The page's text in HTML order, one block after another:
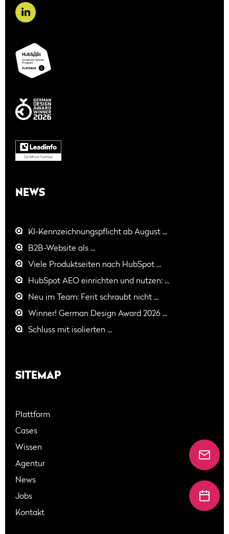
NEWS
KI-Kennzeichnungspflicht ab August ...
B2B-Website als ...
Viele Produktseiten nach HubSpot ...
HubSpot AEO einrichten und nutzen: ...
Neu im Team: Ferit schraubt nicht ...
Winner! German Design Award 2026 ...
Schluss mit isolierten ...
SITEMAP
Plattform
Cases
Wissen
Agentur
News
Jobs
Kontakt